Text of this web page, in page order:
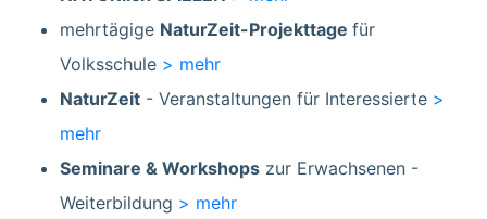
mehrtägige NaturZeit-Projekttage für
Volksschule > mehr
NaturZeit - Veranstaltungen für Interessierte >
mehr
Seminare & Workshops zur Erwachsenen -
Weiterbildung > mehr